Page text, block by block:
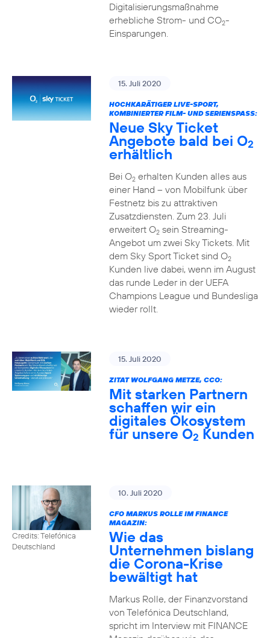
Digitalisierungsmaßnahme
erhebliche Strom- und CO2-
Einsparungen.
15. Juli 2020
HOCHKARÄTIGER LIVE-SPORT,
KOMBINIERTER FILM- UND SERIENSPASS:
Neue Sky Ticket
Angebote bald bei O2
erhältlich
Bei O2erhalten Kunden alles aus
einer Hand – von Mobilfunk über
Festnetz bis zu attraktiven
Zusatzdiensten. Zum 23. Juli
erweitert O2sein Streaming-
Angebot um zwei Sky Tickets. Mit
dem Sky Sport Ticket sind O2
Kunden live dabei, wenn im August
das runde Leder in der UEFA
Champions League und Bundesliga
wieder rollt.
15. Juli 2020
ZITAT WOLFGANG METZE, CCO:
Mit starken Partnern
schaffen wir ein
digitales Ökosystem
für unsere O2 Kunden
Credits: Telefónica
Deutschland
10. Juli 2020
CFO MARKUS ROLLE IM FINANCE
MAGAZIN:
Wie das
Unternehmen bislang
die Corona-Krise
bewältigt hat
Markus Rolle, der Finanzvorstand
von Telefónica Deutschland,
spricht im Interview mit FINANCE